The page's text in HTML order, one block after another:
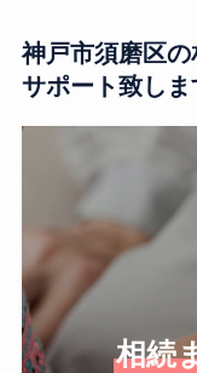
神戸市須磨区
サポート致しま
相続